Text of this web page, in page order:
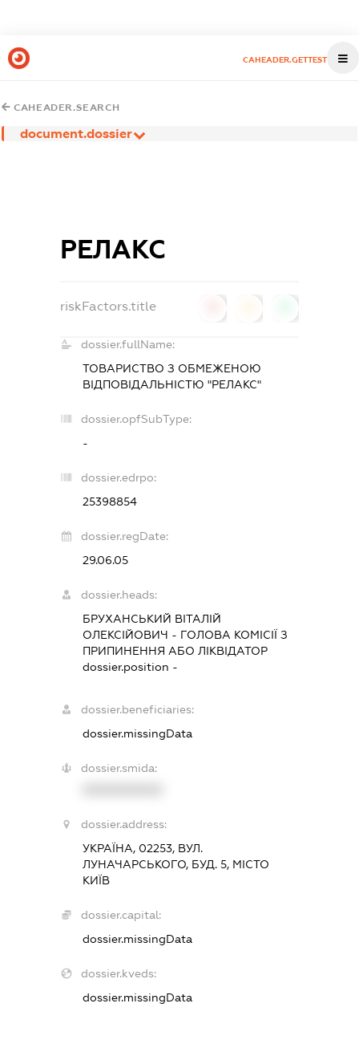
CAHEADER.GETTEST
CAHEADER.SEARCH
document.dossier
РЕЛАКС
riskFactors.title
dossier.fullName:
ТОВАРИСТВО З ОБМЕЖЕНОЮ
ВІДПОВІДАЛЬНІСТЮ "РЕЛАКС"
dossier.opfSubType:
-
dossier.edrpo:
25398854
dossier.regDate:
29.06.05
dossier.heads:
БРУХАНСЬКИЙ ВІТАЛІЙ
ОЛЕКСІЙОВИЧ - ГОЛОВА КОМІСІЇ З
ПРИПИНЕННЯ АБО ЛІКВІДАТОР
dossier.position -
dossier.beneficiaries:
dossier.missingData
dossier.smida:
dossier.address:
УКРАЇНА, 02253, ВУЛ.
ЛУНАЧАРСЬКОГО, БУД. 5, МІСТО
КИЇВ
dossier.capital:
dossier.missingData
dossier.kveds:
dossier.missingData